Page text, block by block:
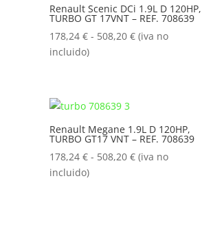
Renault Scenic DCi 1.9L D 120HP,
TURBO GT 17VNT – REF. 708639
178,24 € - 508,20 €Rango
508,20 €
(iva no
incluido)
Renault Megane 1.9L D 120HP,
TURBO GT17 VNT – REF. 708639
178,24 € - 508,20 €Rango
(iva no
incluido)